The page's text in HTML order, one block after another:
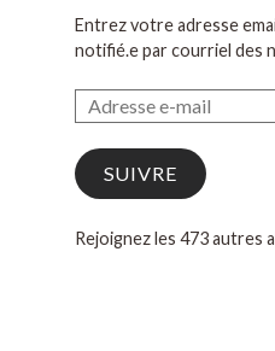
Entrez votre adresse
notifié.e par courriel des
SUIVRE
Rejoignez les 473 autres